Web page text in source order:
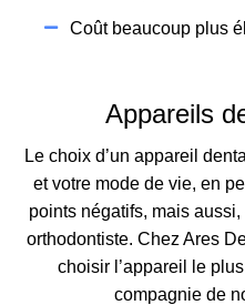
Coût beaucoup plus
Appareils
Le choix d’un appareil
et votre mode de vie, en
points négatifs, mais
orthodontiste. Chez Ares
choisir l’appareil le
compagnie de